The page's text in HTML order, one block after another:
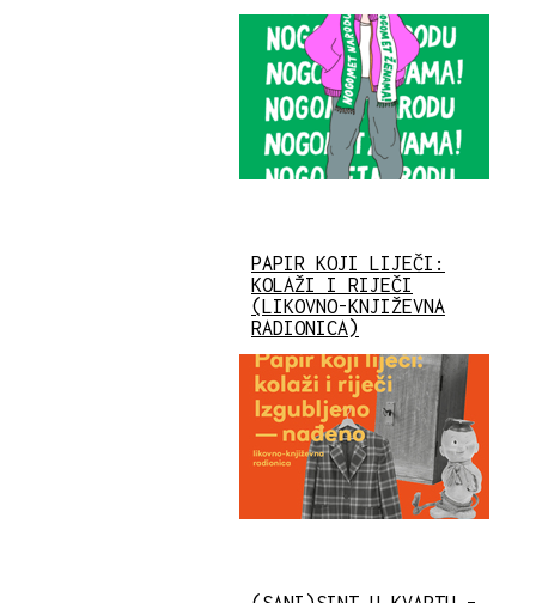
PAPIR KOJI LIJEČI:
KOLAŽI I RIJEČI
(LIKOVNO-KNJIŽEVNA
RADIONICA)